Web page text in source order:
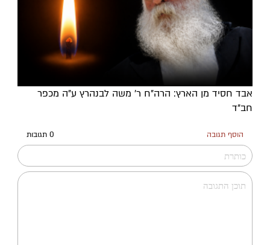
אבד חסיד מן הארץ: הרה"ח ר' משה לבנהרץ ע"ה מכפר
חב"ד
הוסף תגובה 0 תגובות